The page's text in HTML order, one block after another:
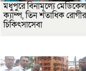
মধুপুরে বিনামূল্যে মেডিকেল
ক্যাম্প, তিন শতাধিক রোগীর
চিকিৎসাসেবা